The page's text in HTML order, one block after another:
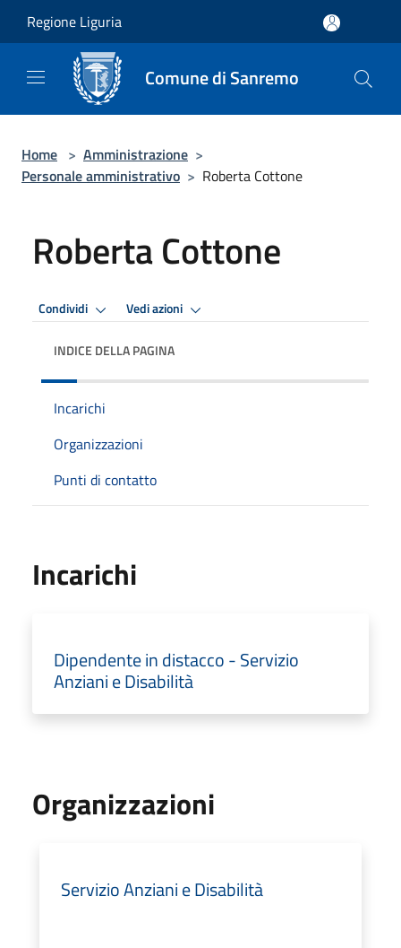
Regione Liguria
Comune di Sanremo
Home > Amministrazione >
Personale amministrativo > Roberta Cottone
Roberta Cottone
Condividi Vedi azioni
INDICE DELLA PAGINA
Incarichi
Organizzazioni
Punti di contatto
Incarichi
Dipendente in distacco - Servizio
Anziani e Disabilità
Organizzazioni
Servizio Anziani e Disabilità